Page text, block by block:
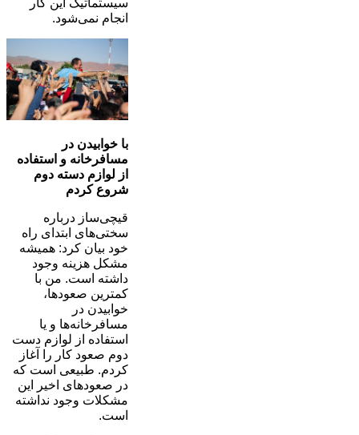
سیستماتیک این کار
انجام نمی‌شود.
با خوابیدن در
مسافرخانه و استفاده
از لوازم دسته دوم
شروع کردم
قیچی‌ساز درباره
سختی‌های ابتدای راه
خود بیان کرد: همیشه
مشکل هزینه وجود
داشته است. من با
کمترین صعودها،
خوابیدن در
مسافرخانه‌ها و یا
استفاده از لوازم دست
دوم صعود کار را آغاز
کردم. طبیعی است که
در صعودهای اخیر این
مشکلات وجود نداشته
است.